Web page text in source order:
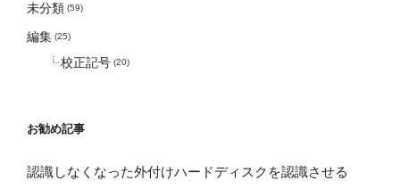
未分類 (59)
編集 (25)
校正記号 (20)
お勧め記事
認識しなくなった外付けハードディスクを認識させる